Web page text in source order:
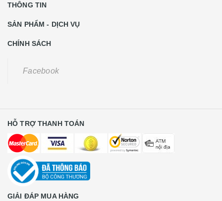
THÔNG TIN
SẢN PHẨM - DỊCH VỤ
CHÍNH SÁCH
Facebook
HỖ TRỢ THANH TOÁN
GIẢI ĐÁP MUA HÀNG